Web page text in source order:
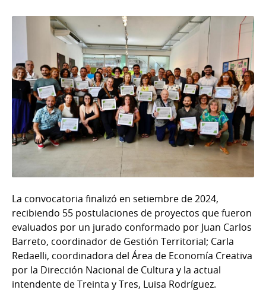
La convocatoria finalizó en setiembre de 2024,
recibiendo 55 postulaciones de proyectos que fueron
evaluados por un jurado conformado por Juan Carlos
Barreto, coordinador de Gestión Territorial; Carla
Redaelli, coordinadora del Área de Economía Creativa
por la Dirección Nacional de Cultura y la actual
intendente de Treinta y Tres, Luisa Rodríguez.